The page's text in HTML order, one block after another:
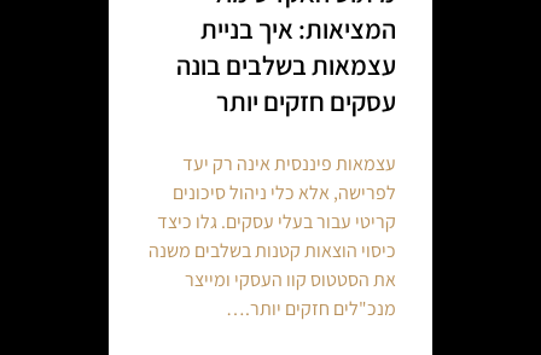
המציאות: איך בניית
עצמאות בשלבים בונה
עסקים חזקים יותר
עצמאות פיננסית אינה רק יעד
לפרישה, אלא כלי ניהול סיכונים
קריטי עבור בעלי עסקים. גלו כיצד
כיסוי הוצאות קטנות בשלבים משנה
את הסטטוס קוו העסקי ומייצר
מנכ"לים חזקים יותר.…